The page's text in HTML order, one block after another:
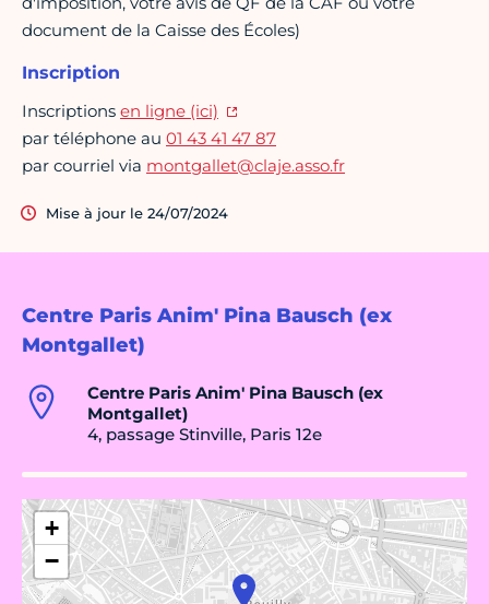
Centre Paris Anim' Pina Bausch (ex
Montgallet)
Centre Paris Anim' Pina Bausch (ex
Montgallet)
4, passage Stinville, Paris 12e
+
−
document de la Caisse des Écoles)
Inscription
Inscriptions en ligne (ici)
par téléphone au 01 43 41 47 87
par courriel via montgallet@claje.asso.fr
Mise à jour le 24/07/2024